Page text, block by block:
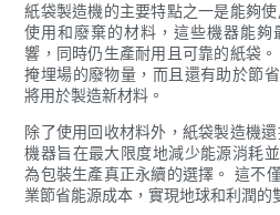
紙袋製造機的主要特點之一是能夠
使用和廢棄的材料，這些機器能
響，同時仍生產耐用且可靠的紙袋
掩埋場的廢物量，而且還有助於節
將用於製造新材料。
除了使用回收材料外，紙袋製造機
機器旨在最大限度地減少能源消耗
為包裝生產真正永續的選擇。 這不
業節省能源成本，實現地球和利潤的